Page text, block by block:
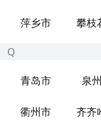
萍乡市 攀枝
Q
青岛市 泉
衢州市 齐齐